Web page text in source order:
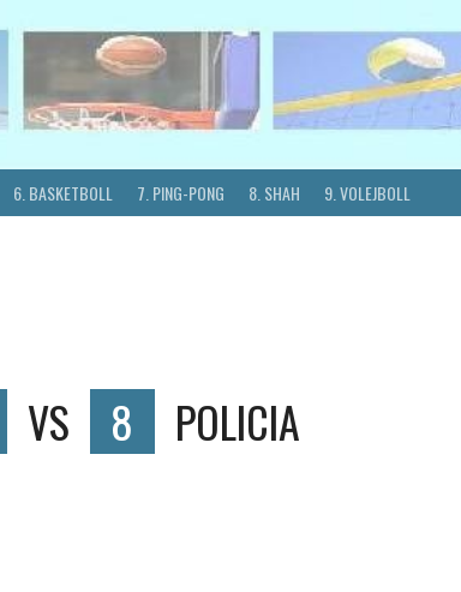
6. BASKETBOLL 7. PING-PONG 8. SHAH 9. VOLEJBOLL
VS 8 POLICIA